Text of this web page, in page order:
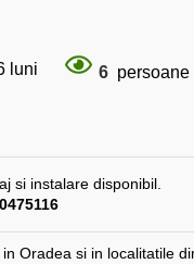
luni 6 persoane
si instalare disponibil.
Oradea si in localitatile